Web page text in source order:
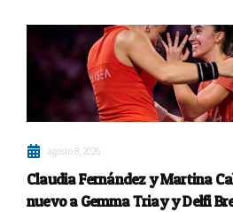
agosto 8, 2026
Claudia Fernández y Martina
nuevo a Gemma Triay y Delfi